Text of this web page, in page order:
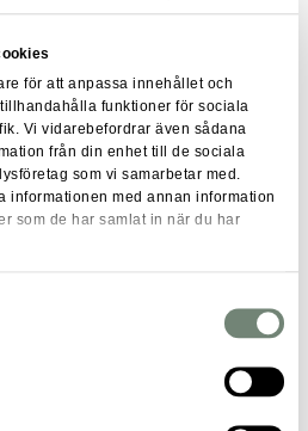
för att anpassa innehållet och
funktioner för sociala
Vi vidarebefordrar även sådana
från din enhet till de sociala
som vi samarbetar med.
informationen med annan information
som de har samlat in när du har
sociala kontakter med företagets
för hyresavtal samt
avtal. Utöver detta förekommer
övriga fastighetsrelaterade
erbjudanden